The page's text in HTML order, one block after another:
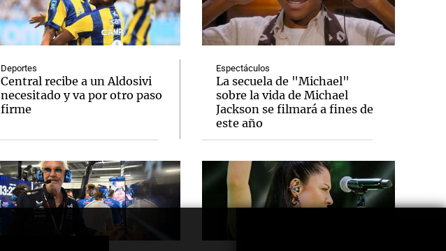
Deportes
Central recibe a un Aldosivi
necesitado y va por otro paso
firme
Espectáculos
La secuela de "Michael"
sobre la vida de Michael
Jackson se filmará a fines de
este año